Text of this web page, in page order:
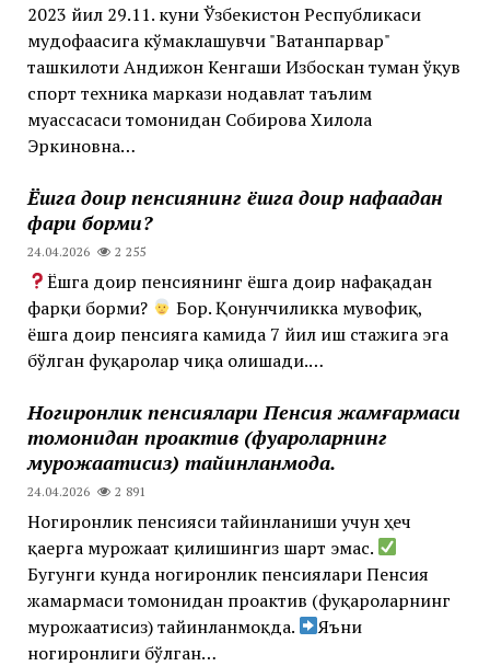
2023 йил 29.11. куни Ўзбекистон Республикаси
мудофаасига кўмаклашувчи "Ватанпарвар"
ташкилоти Андижон Кенгаши Избоскан туман ўқув
спорт техника маркази нодавлат таълим
муассасаси томонидан Собирова Хилола
Эркиновна…
Ёшга доир пенсиянинг ёшга доир нафақадан
фарқи борми?
24.04.2026 2 255
Ёшга доир пенсиянинг ёшга доир нафақадан
фарқи борми?
Бор. Қонунчиликка мувофиқ,
ёшга доир пенсияга камида 7 йил иш стажига эга
бўлган фуқаролар чиқа олишади.…
Ногиронлик пенсиялари Пенсия жамғармаси
томонидан проактив (фуқароларнинг
мурожаатисиз) тайинланмоқда.
24.04.2026 2 891
Ногиронлик пенсияси тайинланиши учун ҳеч
қаерга мурожаат қилишингиз шарт эмас.
Бугунги кунда ногиронлик пенсиялари Пенсия
жамғармаси томонидан проактив (фуқароларнинг
мурожаатисиз) тайинланмоқда. ‍‍
Яъни
ногиронлиги бўлган…